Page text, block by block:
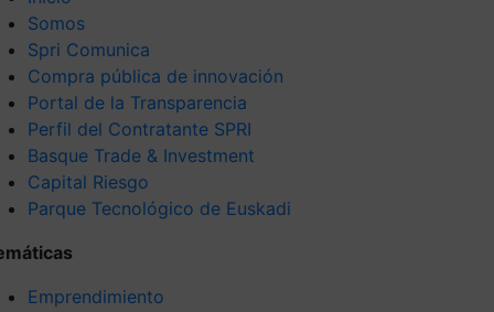
Somos
Spri Comunica
Compra pública de innovación
Portal de la Transparencia
Perfil del Contratante SPRI
Basque Trade & Investment
Capital Riesgo
Parque Tecnológico de Euskadi
Emprendimiento